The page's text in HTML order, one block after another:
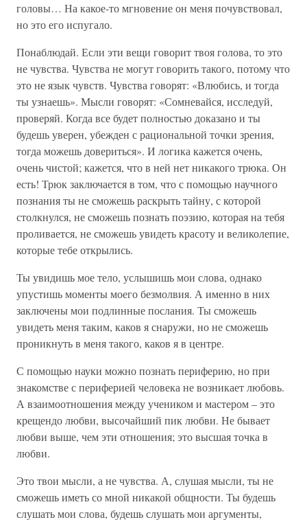
головы… На какое-то мгновение он меня почувствовал,
но это его испугало.
Понаблюдай. Если эти вещи говорит твоя голова, то это
не чувства. Чувства не могут говорить такого, потому что
это не язык чувств. Чувства говорят: «Влюбись, и тогда
ты узнаешь». Мысли говорят: «Сомневайся, исследуй,
проверяй. Когда все будет полностью доказано и ты
будешь уверен, убежден с рациональной точки зрения,
тогда можешь довериться». И логика кажется очень,
очень чистой; кажется, что в ней нет никакого трюка. Он
есть! Трюк заключается в том, что с помощью научного
познания ты не сможешь раскрыть тайну, с которой
столкнулся, не сможешь познать поэзию, которая на тебя
проливается, не сможешь увидеть красоту и великолепие,
которые тебе открылись.
Ты увидишь мое тело, услышишь мои слова, однако
упустишь моменты моего безмолвия. А именно в них
заключены мои подлинные послания. Ты сможешь
увидеть меня таким, каков я снаружи, но не сможешь
проникнуть в меня такого, каков я в центре.
С помощью науки можно познать периферию, но при
знакомстве с периферией человека не возникает любовь.
А взаимоотношения между учеником и мастером – это
крещендо любви, высочайший пик любви. Не бывает
любви выше, чем эти отношения; это высшая точка в
любви.
Это твои мысли, а не чувства. А, слушая мысли, ты не
сможешь иметь со мной никакой общности. Ты будешь
слушать мои слова, будешь слушать мои аргументы,